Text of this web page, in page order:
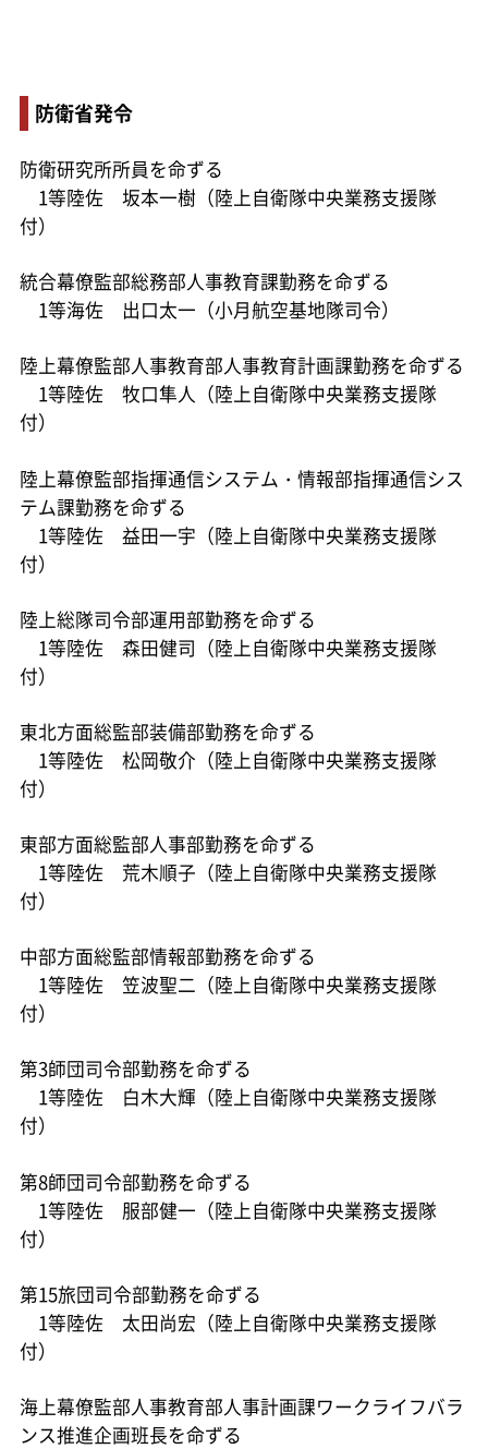
防衛省発令
防衛研究所所員を命ずる
1等陸佐 坂本一樹（陸上自衛隊中央業務支援隊
付）
統合幕僚監部総務部人事教育課勤務を命ずる
1等海佐 出口太一（小月航空基地隊司令）
陸上幕僚監部人事教育部人事教育計画課勤務を命ずる
1等陸佐 牧口隼人（陸上自衛隊中央業務支援隊
付）
陸上幕僚監部指揮通信システム・情報部指揮通信シス
テム課勤務を命ずる
1等陸佐 益田一宇（陸上自衛隊中央業務支援隊
付）
陸上総隊司令部運用部勤務を命ずる
1等陸佐 森田健司（陸上自衛隊中央業務支援隊
付）
東北方面総監部装備部勤務を命ずる
1等陸佐 松岡敬介（陸上自衛隊中央業務支援隊
付）
東部方面総監部人事部勤務を命ずる
1等陸佐 荒木順子（陸上自衛隊中央業務支援隊
付）
中部方面総監部情報部勤務を命ずる
1等陸佐 笠波聖二（陸上自衛隊中央業務支援隊
付）
第3師団司令部勤務を命ずる
1等陸佐 白木大輝（陸上自衛隊中央業務支援隊
付）
第8師団司令部勤務を命ずる
1等陸佐 服部健一（陸上自衛隊中央業務支援隊
付）
第15旅団司令部勤務を命ずる
1等陸佐 太田尚宏（陸上自衛隊中央業務支援隊
付）
海上幕僚監部人事教育部人事計画課ワークライフバラ
ンス推進企画班長を命ずる